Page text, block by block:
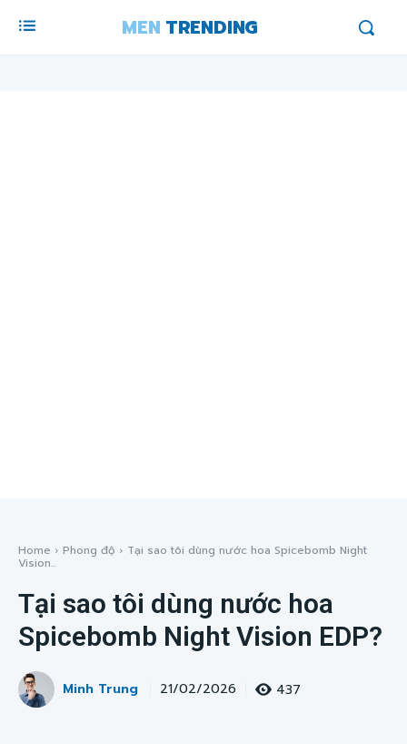
MEN TRENDING
Home Phong độ Tại sao tôi dùng nước hoa Spicebomb Night
Vision...
Tại sao tôi dùng nước hoa
Spicebomb Night Vision EDP?
Minh Trung 21/02/2026 437